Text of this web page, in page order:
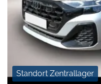
Standort Zentrallager